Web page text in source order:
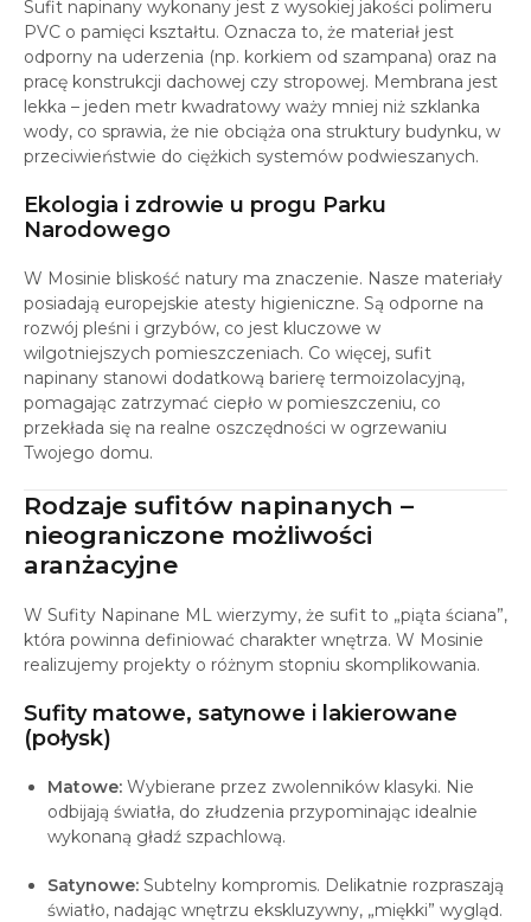
Sufit napinany wykonany jest z wysokiej jakości polimeru
PVC o pamięci kształtu. Oznacza to, że materiał jest
odporny na uderzenia (np. korkiem od szampana) oraz na
pracę konstrukcji dachowej czy stropowej. Membrana jest
lekka – jeden metr kwadratowy waży mniej niż szklanka
wody, co sprawia, że nie obciąża ona struktury budynku, w
przeciwieństwie do ciężkich systemów podwieszanych.
Ekologia i zdrowie u progu Parku
Narodowego
W Mosinie bliskość natury ma znaczenie. Nasze materiały
posiadają europejskie atesty higieniczne. Są odporne na
rozwój pleśni i grzybów, co jest kluczowe w
wilgotniejszych pomieszczeniach. Co więcej, sufit
napinany stanowi dodatkową barierę termoizolacyjną,
pomagając zatrzymać ciepło w pomieszczeniu, co
przekłada się na realne oszczędności w ogrzewaniu
Twojego domu.
Rodzaje sufitów napinanych –
nieograniczone możliwości
aranżacyjne
W Sufity Napinane ML wierzymy, że sufit to „piąta ściana”,
która powinna definiować charakter wnętrza. W Mosinie
realizujemy projekty o różnym stopniu skomplikowania.
Sufity matowe, satynowe i lakierowane
(połysk)
Matowe: Wybierane przez zwolenników klasyki. Nie
odbijają światła, do złudzenia przypominając idealnie
wykonaną gładź szpachlową.
Satynowe: Subtelny kompromis. Delikatnie rozpraszają
światło, nadając wnętrzu ekskluzywny, „miękki” wygląd.